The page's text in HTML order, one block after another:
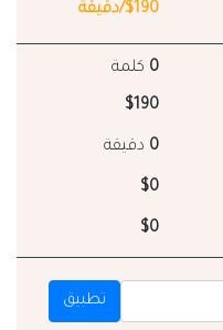
$190/دقيقة
0 كلمة
$190
0 دقيقة
$0
$0
تطبيق